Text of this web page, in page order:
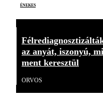
énekes
az anyát, iszonyú,
ment keresztül
ORVOS